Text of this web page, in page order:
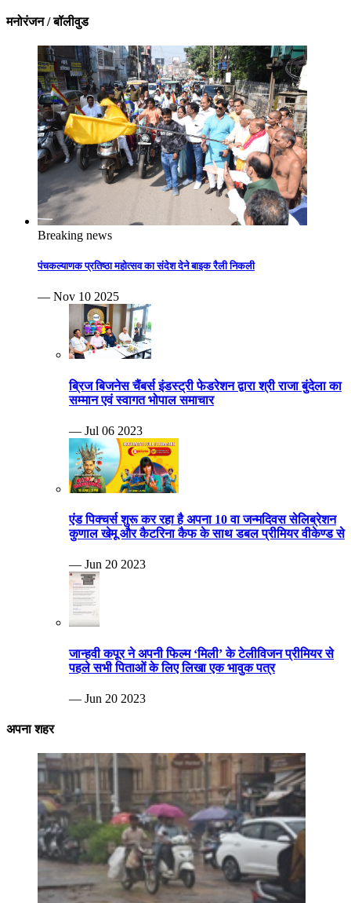
मनोरंजन / बॉलीवुड
Breaking news
पंचकल्याणक प्रतिष्ठा महोत्सव का संदेश देने बाइक रैली निकली
— Nov 10 2025
ब्रिज बिजनेस चैंबर्स इंडस्ट्री फेडरेशन द्वारा श्री राजा बुंदेला का
सम्मान एवं स्वागत भोपाल समाचार
— Jul 06 2023
एंड पिक्चर्स शुरू कर रहा है अपना 10 वा जन्मदिवस सेलिब्रेशन
कुणाल खेमू और कैटरिना कैफ के साथ डबल प्रीमियर वीकेण्ड से
— Jun 20 2023
जान्हवी कपूर ने अपनी फिल्म ‘मिली’ के टेलीविजन प्रीमियर से
पहले सभी पिताओं के लिए लिखा एक भावुक पत्र
— Jun 20 2023
अपना शहर